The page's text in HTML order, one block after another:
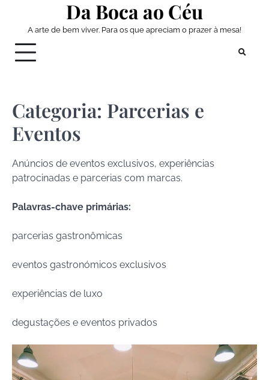
content
Da Boca ao Céu
A arte de bem viver. Para os que apreciam o prazer à mesa!
Categoria: Parcerias e
Eventos
Anúncios de eventos exclusivos, experiências
patrocinadas e parcerias com marcas.
Palavras-chave primárias:
parcerias gastronômicas
eventos gastronómicos exclusivos
experiências de luxo
degustações e eventos privados